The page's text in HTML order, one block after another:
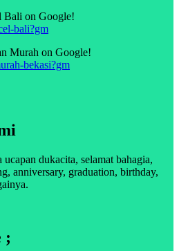
Bali on Google!
bali?gm
Murah on Google!
bekasi?gm
dukacita, selamat bahagia,
anniversary, graduation, birthday,
;